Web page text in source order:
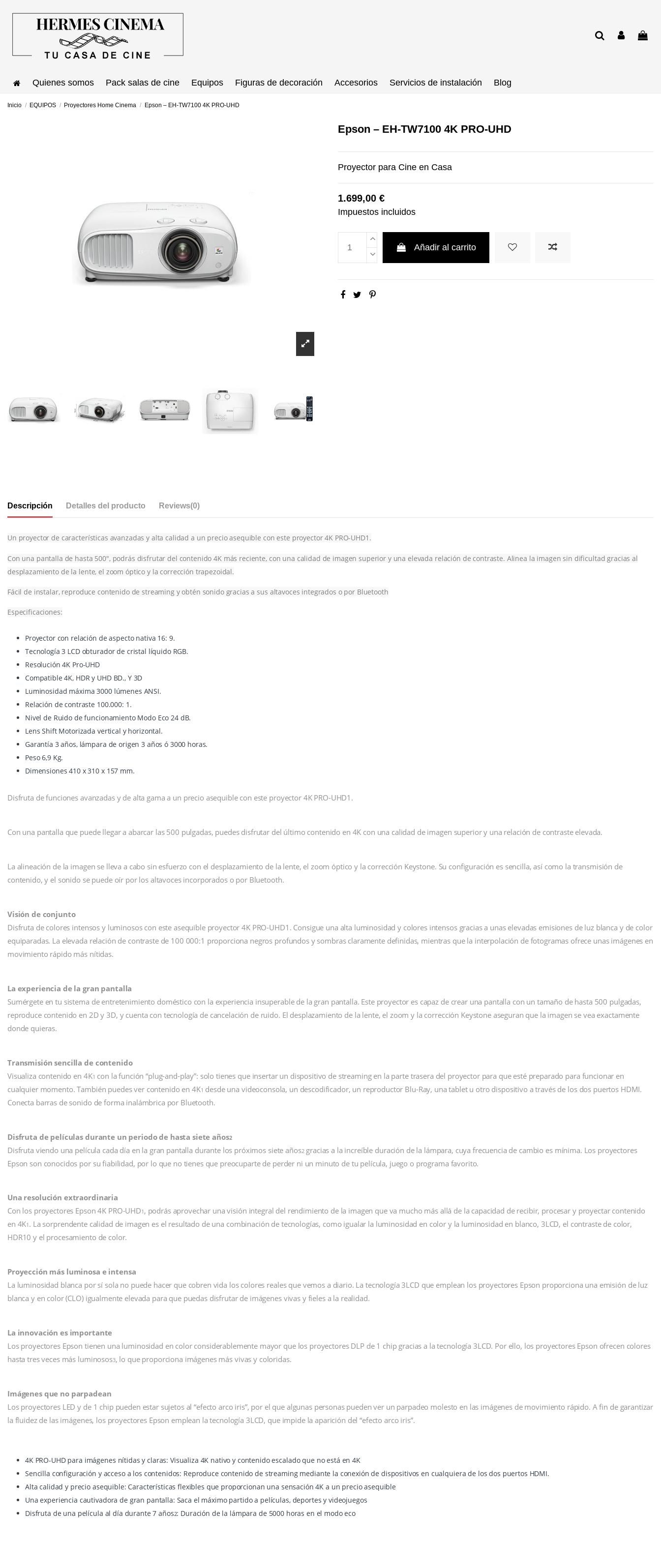
Quienes somos Pack salas de cine Equipos Figuras de decoración Accesorios Servicios de instalación Blog
Inicio EQUIPOS Proyectores Home Cinema Epson – EH-TW7100 4K PRO-UHD
Epson – EH-TW7100 4K PRO-UHD
Proyector para Cine en Casa
1.699,00 €
Impuestos incluidos
Añadir al carrito
Descripción Detalles del producto Reviews(0)
Un proyector de características avanzadas y alta calidad a un precio asequible con este proyector 4K PRO-UHD1.
Con una pantalla de hasta 500″, podrás disfrutar del contenido 4K más reciente, con una calidad de imagen superior y una elevada relación de contraste. Alinea la imagen sin dificultad gracias al
desplazamiento de la lente, el zoom óptico y la corrección trapezoidal.
Fácil de instalar, reproduce contenido de streaming y obtén sonido gracias a sus altavoces integrados o por Bluetooth
Especificaciones:
Proyector con relación de aspecto nativa 16: 9.
Tecnología 3 LCD obturador de cristal líquido RGB.
Resolución 4K Pro-UHD
Compatible 4K, HDR y UHD BD., Y 3D
Luminosidad máxima 3000 lúmenes ANSI.
Relación de contraste 100.000: 1.
Nivel de Ruido de funcionamiento Modo Eco 24 dB.
Lens Shift Motorizada vertical y horizontal.
Garantía 3 años, lámpara de origen 3 años ó 3000 horas.
Peso 6,9 Kg.
Dimensiones 410 x 310 x 157 mm.
Disfruta de funciones avanzadas y de alta gama a un precio asequible con este proyector 4K PRO-UHD1.
Con una pantalla que puede llegar a abarcar las 500 pulgadas, puedes disfrutar del último contenido en 4K con una calidad de imagen superior y una relación de contraste elevada.
La alineación de la imagen se lleva a cabo sin esfuerzo con el desplazamiento de la lente, el zoom óptico y la corrección Keystone. Su configuración es sencilla, así como la transmisión de
contenido, y el sonido se puede oír por los altavoces incorporados o por Bluetooth.
Visión de conjunto
Disfruta de colores intensos y luminosos con este asequible proyector 4K PRO-UHD1. Consigue una alta luminosidad y colores intensos gracias a unas elevadas emisiones de luz blanca y de color
equiparadas. La elevada relación de contraste de 100 000:1 proporciona negros profundos y sombras claramente definidas, mientras que la interpolación de fotogramas ofrece unas imágenes en
movimiento rápido más nítidas.
La experiencia de la gran pantalla
Sumérgete en tu sistema de entretenimiento doméstico con la experiencia insuperable de la gran pantalla. Este proyector es capaz de crear una pantalla con un tamaño de hasta 500 pulgadas,
reproduce contenido en 2D y 3D, y cuenta con tecnología de cancelación de ruido. El desplazamiento de la lente, el zoom y la corrección Keystone aseguran que la imagen se vea exactamente
donde quieras.
Transmisión sencilla de contenido
Visualiza contenido en 4K1 con la función “plug-and-play”: solo tienes que insertar un dispositivo de streaming en la parte trasera del proyector para que esté preparado para funcionar en
cualquier momento. También puedes ver contenido en 4K1 desde una videoconsola, un descodificador, un reproductor Blu-Ray, una tablet u otro dispositivo a través de los dos puertos HDMI.
Conecta barras de sonido de forma inalámbrica por Bluetooth.
Disfruta de películas durante un periodo de hasta siete años2
Disfruta viendo una película cada día en la gran pantalla durante los próximos siete años2gracias a la increíble duración de la lámpara, cuya frecuencia de cambio es mínima. Los proyectores
Epson son conocidos por su fiabilidad, por lo que no tienes que preocuparte de perder ni un minuto de tu película, juego o programa favorito.
Una resolución extraordinaria
Con los proyectores Epson 4K PRO-UHD1 , podrás aprovechar una visión integral del rendimiento de la imagen que va mucho más allá de la capacidad de recibir, procesar y proyectar contenido
en 4K1 . La sorprendente calidad de imagen es el resultado de una combinación de tecnologías, como igualar la luminosidad en color y la luminosidad en blanco, 3LCD, el contraste de color,
HDR10 y el procesamiento de color.
Proyección más luminosa e intensa
La luminosidad blanca por sí sola no puede hacer que cobren vida los colores reales que vemos a diario. La tecnología 3LCD que emplean los proyectores Epson proporciona una emisión de luz
blanca y en color (CLO) igualmente elevada para que puedas disfrutar de imágenes vivas y fieles a la realidad.
La innovación es importante
Los proyectores Epson tienen una luminosidad en color considerablemente mayor que los proyectores DLP de 1 chip gracias a la tecnología 3LCD. Por ello, los proyectores Epson ofrecen colores
hasta tres veces más luminosos3, lo que proporciona imágenes más vivas y coloridas.
Imágenes que no parpadean
Los proyectores LED y de 1 chip pueden estar sujetos al “efecto arco iris”, por el que algunas personas pueden ver un parpadeo molesto en las imágenes de movimiento rápido. A fin de garantizar
la fluidez de las imágenes, los proyectores Epson emplean la tecnología 3LCD, que impide la aparición del “efecto arco iris”.
4K PRO-UHD para imágenes nítidas y claras: Visualiza 4K nativo y contenido escalado que no está en 4K
Sencilla configuración y acceso a los contenidos: Reproduce contenido de streaming mediante la conexión de dispositivos en cualquiera de los dos puertos HDMI.
Alta calidad y precio asequible: Características flexibles que proporcionan una sensación 4K a un precio asequible
Una experiencia cautivadora de gran pantalla: Saca el máximo partido a películas, deportes y videojuegos
Disfruta de una película al día durante 7 años2: Duración de la lámpara de 5000 horas en el modo eco